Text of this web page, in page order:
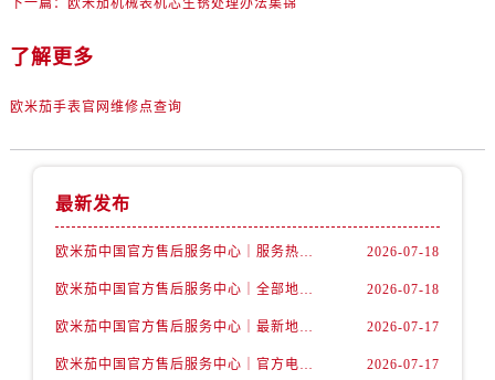
辽宁省辽阳市白塔区新运大街售后服务中心（需提前预约）
辽宁省沈阳市沈河区中街路137号亨得利名表维修授权店1楼售后服务中心（需提前预约）
下一篇： 欧米茄机械表机芯生锈处理办法集锦
了解更多
欧米茄手表官网维修点查询
最新发布
欧米茄中国官方售后服务中心｜服务热线及详细地址权威信息公告（2026年7月最新） 2026-07-18
欧米茄中国官方售后服务中心｜全部地址与售后电话权威信息声明（2026年7月最新） 2026-07-18
欧米茄中国官方售后服务中心｜最新地址及官方服务热线权威信息公告（2026年7月最新） 2026-07-17
欧米茄中国官方售后服务中心｜官方电话和维修地址权威信息公告（2026年7月最新） 2026-07-17